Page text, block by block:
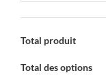
Total produit
Total des options